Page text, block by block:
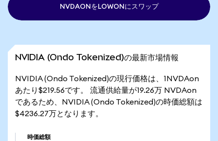
NVDAONをLOWONにスワップ
NVIDIA (Ondo Tokenized)の最新市場情報
NVIDIA (Ondo Tokenized)の現行価格は、1NVDAon
あたり$219.56です。 流通供給量が19.26万 NVDAon
であるため、NVIDIA (Ondo Tokenized)の時価総額は
$4236.27万となります。
時価総額